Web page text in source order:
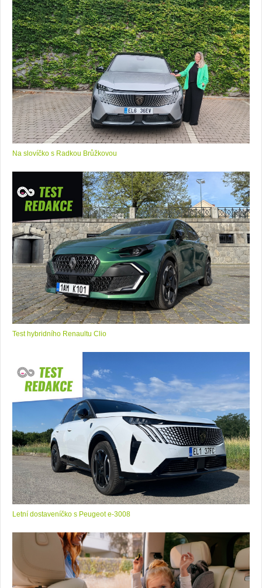
Na slovíčko s Radkou Brůžkovou
Test hybridního Renaultu Clio
Letní dostaveníčko s Peugeot e-3008